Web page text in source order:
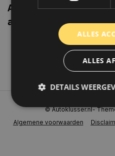
Altijd de nieuwste
aanbiedingen weten?
Algemene voorwaarden
© Autoklusser.nl-
ALLES
ALLES
DETAILS
Strikt noodzakelijk